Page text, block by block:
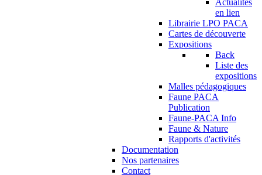
Actualités
en lien
Librairie LPO PACA
Cartes de découverte
Expositions
Back
Liste des
expositions
Malles pédagogiques
Faune PACA
Publication
Faune-PACA Info
Faune & Nature
Rapports d'activités
Documentation
Nos partenaires
Contact